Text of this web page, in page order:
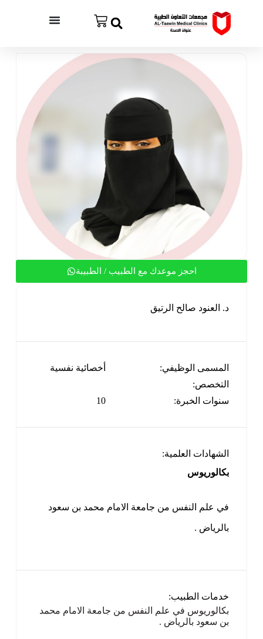
احجز موعدك مع الطبيب / الطبيبة
د. العنود صالح الرتيق
المسمى الوظيفي:
أخصائية نفسية
التخصص:
سنوات الخبرة:
10
الشهادات العلمية:
بكالوريوس
في علم النفس من جامعة الامام محمد بن سعود
بالرياض .
خدمات الطبيب:
بكالوريوس في علم النفس من جامعة الامام محمد
بن سعود بالرياض .